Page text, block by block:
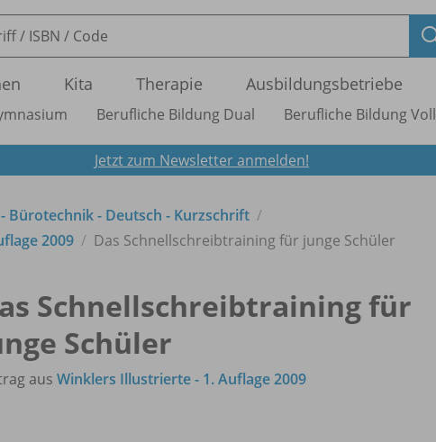
Kita Therapie Ausbildungsbetriebe
Berufliche Bildung Dual Berufliche Bildung
Jetzt zum Newsletter anmelden!
- Deutsch - Kurzschrift
2009
Das Schnellschreibtraining für junge Schüler
Schnellschreibtraining für
Schüler
aus Winklers Illustrierte - 1. Auflage 2009